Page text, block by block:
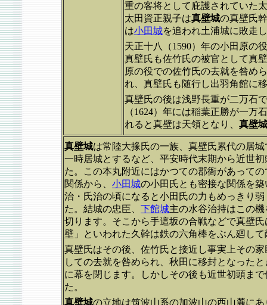
重の客将として庇護されていた
太田資正親子は真壁城の真壁氏
は小田城を追われ土浦城に敗走
天正十八（1590）年の小田原の
真壁氏も佐竹氏の被官として真
原の役での佐竹氏の去就を咎め
れ、真壁氏も随行し出羽角館に
真壁氏の後は浅野長重が二万石
（1624）年には稲葉正勝が一万
れると真壁は天領となり、 真壁城
真壁城は常陸大掾氏の一族、真壁氏累代の居
一時居城とするなど、平安時代末期から近世
た。この本丸附近にはかつての郡衙があって
関係から、 小田城の小田氏とも密接な関係を
治・氏治の頃になると小田氏の力もめっきり
た。結城の忠臣、 下館城主の水谷治持はこの機
切ります。そこから手這坂の合戦などで真壁
壁」といわれた久幹は鉄の六角棒をぶん廻し
真壁氏はその後、佐竹氏と接近し事実上その
しての去就を咎められ、秋田に移封となった
に幕を閉じます。しかしその後も近世初頭ま
た。
真壁城の立地は筑波山系の加波山の西山麓に